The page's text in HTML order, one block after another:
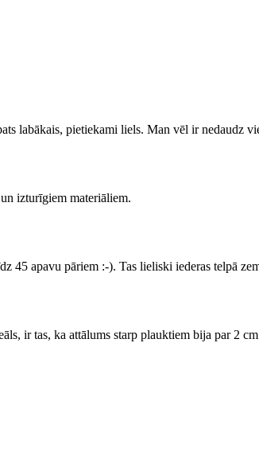
labākais, pietiekami liels. Man vēl ir nedaudz
izturīgiem materiāliem.
45 apavu pāriem :-). Tas lieliski iederas telpā
ir tas, ka attālums starp plauktiem bija par 2